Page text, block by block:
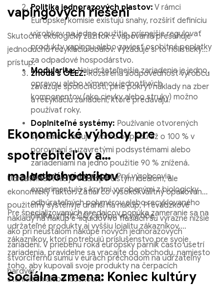
Politika jednorazových plastov: V rámci
Európskej komisie existujú snahy, rozšíriť definíciu
výrobkov na jedno použitie, prísnejšie regulovať
produkty vapingu alebo zaviesť osobitné poplatky
za odpadové hospodárstvo.
zhoda s OEEZ:Rozšírená zodpovednosť výrobcu
zaväzuje spoločnosti, plne pokryť náklady na zber
a recykláciu zariadení, ktoré predávajú.
vapingových riešení
Skutočne ekologický zážitok z vapovania presahuje
jednoduchú recykláciu obalov. Vyžaduje si to holistický
prístup:
Modularita:Najudržateľnejšie zariadenie je jedno,
opravou alebo výmenou jednotlivých
komponentov (ako cievky alebo struky) možno
používať roky.
Doplniteľné systémy: Používanie otvorených
systémov znižuje tvorbu odpadu až o 100 % v
porovnaní s uzavretými podsystémami alebo
zariadeniami na jedno použitie 90 % znížená.
Materiálové inovácie:Prví výrobcovia
experimentujú s krytmi vyrobenými z biologicky
odbúrateľných polymérov alebo recyklovaného
hliníka, znížiť CO2 stopu vo výrobe.
Ekonomické výhody pre
spotrebiteľov a
maloobchodníkov
Udržateľnosť nie je v Európe čistým ideálom, ale
ekonomický faktor. Zatiaľ čo vysokokvalitný opakovane
použiteľný systém je drahší na nákup, Prevádzkové
náklady na nákup e-liquidov vo fľašiach sú výrazne nižšie
ako pri neustálom nákupe nových jednorazových
zariadení. V priebehu roka európsky parník často ušetrí
štvorcifernú sumu v eurách prechodom na udržateľný
hardvér.
Pre špecializovaných predajcov ponúka zameranie sa na
udržateľné produkty aj vyššiu lojalitu zákazníkov.
zákazníkov, ktorí potrebujú príslušenstvo pre svoje
zariadenia, pravidelne sa vracajte do obchodu, namiesto
toho, aby kupovali svoje produkty na čerpacích
staniciach alebo kioskoch.
Sociálna zmena: Koniec kultúry